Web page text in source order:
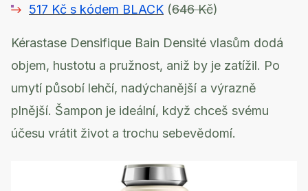
517 Kč s kódem BLACK (646 Kč)
Kérastase Densifique Bain Densité vlasům dodá
objem, hustotu a pružnost, aniž by je zatížil. Po
umytí působí lehčí, nadýchanější a výrazně
plnější. Šampon je ideální, když chceš svému
účesu vrátit život a trochu sebevědomí.